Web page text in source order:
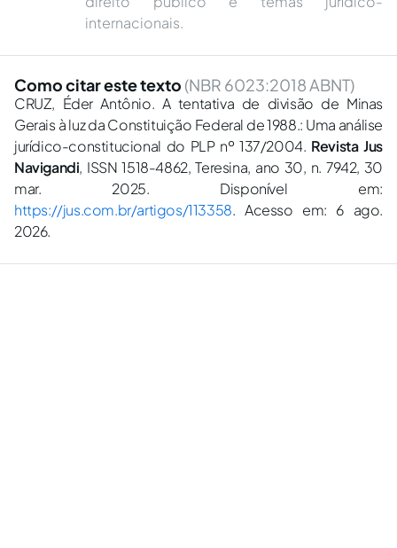
internacionais.
Como citar este texto (NBR 6023:2018 ABNT)
CRUZ, Éder Antônio. A tentativa de divisão de Minas
Gerais à luz da Constituição Federal de 1988.: Uma análise
jurídico-constitucional do PLP nº 137/2004. Revista Jus
Navigandi, ISSN 1518-4862, Teresina, ano 30, n. 7942, 30
mar. 2025. Disponível em:
https://jus.com.br/artigos/113358. Acesso em: 6 ago.
2026.